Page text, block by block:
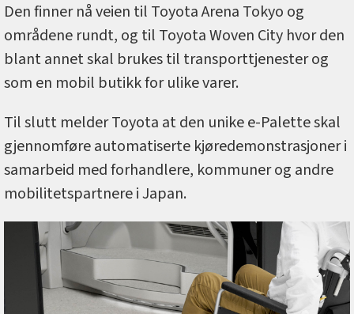
Den finner nå veien til Toyota Arena Tokyo og
områdene rundt, og til Toyota Woven City hvor den
blant annet skal brukes til transporttjenester og
som en mobil butikk for ulike varer.
Til slutt melder Toyota at den unike e-Palette skal
gjennomføre automatiserte kjøredemonstrasjoner i
samarbeid med forhandlere, kommuner og andre
mobilitetspartnere i Japan.